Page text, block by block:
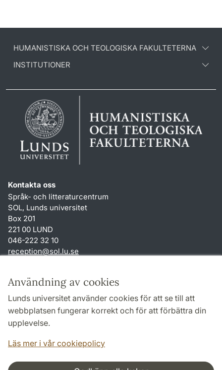
Användning av cookies
Lunds universitet använder cookies för att se till att
webbplatsen fungerar korrekt och för att förbättra din
upplevelse.
Läs mer i vår cookiepolicy
HUMANISTISKA OCH TEOLOGISKA FAKULTETERNA
INSTITUTIONER
Kontakta oss
Språk- och litteraturcentrum
SOL, Lunds universitet
Box 201
221 00 LUND
046-222 32 10
reception@sol.lu.se
Genvägar
Om webbplatsen och cookies
Behandling av personuppgifter
Tillgänglighetsredogörelse